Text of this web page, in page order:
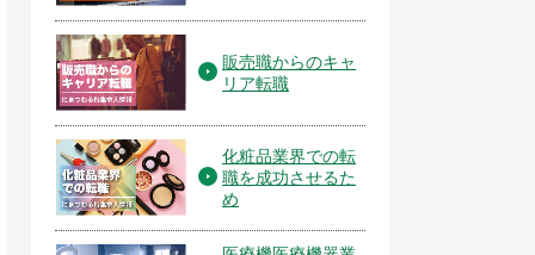
販売職からのキャ
リア転職
化粧品業界での転
職を成功させるた
め